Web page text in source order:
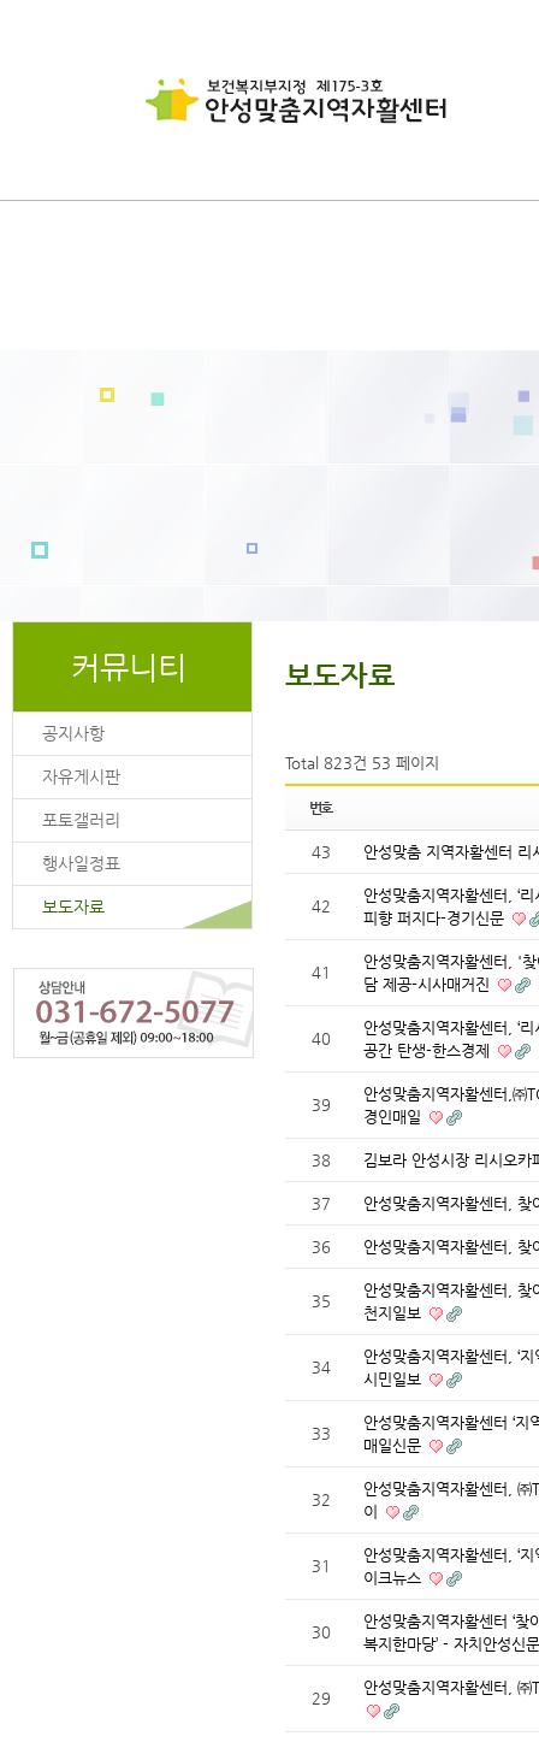
커뮤니티
공지사항
자유게시판
포토갤러리
행사일정표
보도자료
보도자료
Total 823건 53 페이지
번호
43 안성맞춤 지역자활센터
42
안성맞춤지역자활센터, ‘
피향 퍼지다-경기신문
41
안성맞춤지역자활센터, '
담 제공-시사매거진
40
안성맞춤지역자활센터, ‘
공간 탄생-한스경제
39
안성맞춤지역자활센터,㈜
경인매일
38 김보라 안성시장 리시오
37 안성맞춤지역자활센터,
36 안성맞춤지역자활센터,
35
안성맞춤지역자활센터, 찾
천지일보
34
안성맞춤지역자활센터, ‘
시민일보
33
안성맞춤지역자활센터 ‘
매일신문
32
안성맞춤지역자활센터, ㈜
이
31
안성맞춤지역자활센터, ‘
이크뉴스
30
안성맞춤지역자활센터 ‘찾
복지한마당’ - 자치안성신
29
안성맞춤지역자활센터, ㈜